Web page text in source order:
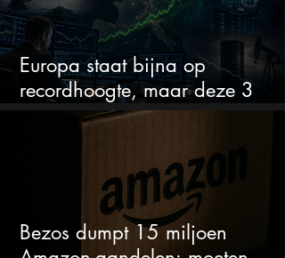
Europa staat bijna op
recordhoogte, maar deze 3
sectoren vallen nu op
Bezos dumpt 15 miljoen